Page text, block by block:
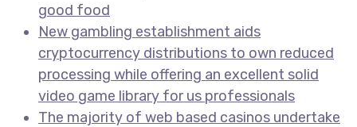
good food
New gambling establishment aids
cryptocurrency distributions to own reduced
processing while offering an excellent solid
video game library for us professionals
The majority of web based casinos undertake